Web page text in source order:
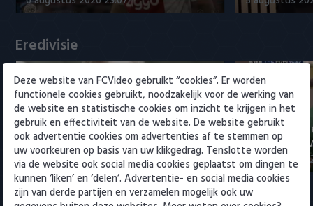
Eredivisie
Voorbeschouwing Cambuur-
Excelsior met Plat en El Arguioui
6 augustus 2026 18:49
PSV
ervaren
6 augustus
Deze website van FCVideo gebruikt “cookies”. Er worden
functionele cookies gebruikt, noodzakelijk voor de werking van
de website en statistische cookies om inzicht te krijgen in het
gebruik en effectiviteit van de website. De website gebruikt
ook advertentie cookies om advertenties af te stemmen op
uw voorkeuren op basis van uw klikgedrag. Tenslotte worden
via de website ook social media cookies geplaatst om dingen te
kunnen ‘liken’ en ‘delen’. Advertentie- en social media cookies
zijn van derde partijen en verzamelen mogelijk ook uw